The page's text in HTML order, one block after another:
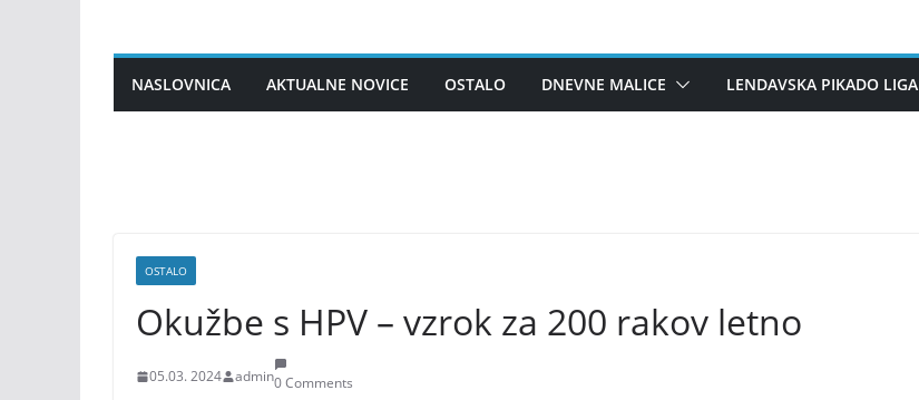
contentNASLOVNICA AKTUALNE NOVICE OSTALO DNEVNE MALICE LENDAVSKA PIKADO LIGA
OSTALO
Okužbe s HPV – vzrok za 200 rakov letno
05.03. 2024 admin0 Comments